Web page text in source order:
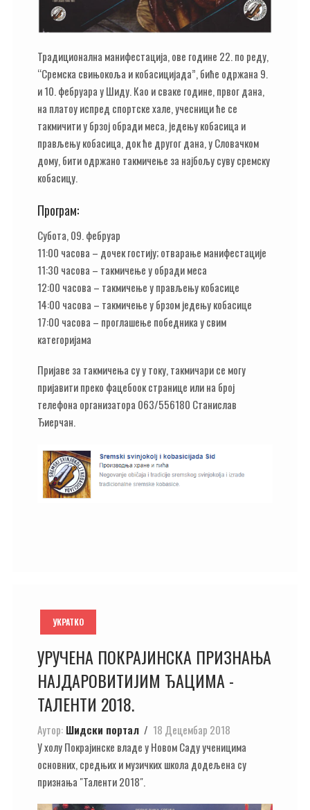
Традиционална манифестација, ове године 22. по реду,
“Сремска свињокоља и кобасицијада”, биће одржана 9.
и 10. фебруара у Шиду. Као и сваке године, првог дана,
на платоу испред спортске хале, учесници ће се
такмичити у брзој обради меса, једењу кобасица и
прављењу кобасица, док ће другог дана, у Словачком
дому, бити одржано такмичење за најбољу суву сремску
кобасицу.
Програм:
Субота, 09. фебруар
11:00 часова – дочек гостију; отварање манифестације
11:30 часова – такмичење у обради меса
12:00 часова – такмичење у прављењу кобасице
14:00 часова – такмичење у брзом једењу кобасице
17:00 часова – проглашење победника у свим
категоријама
Пријаве за такмичења су у току, такмичари се могу
пријавити преко фацебоок странице или на број
телефона организатора 063/556180 Станислав
Ђиерчан.
УКРАТКО
УРУЧЕНА ПОКРАЈИНСКА ПРИЗНАЊА
НАЈДАРОВИТИЈИМ ЂАЦИМА -
ТАЛЕНТИ 2018.
Аутор: Шидски портал
18 Децембар 2018
У холу Покрајинске владе у Новом Саду ученицима
основних, средњих и музичких школа додељена су
признања "Таленти 2018".